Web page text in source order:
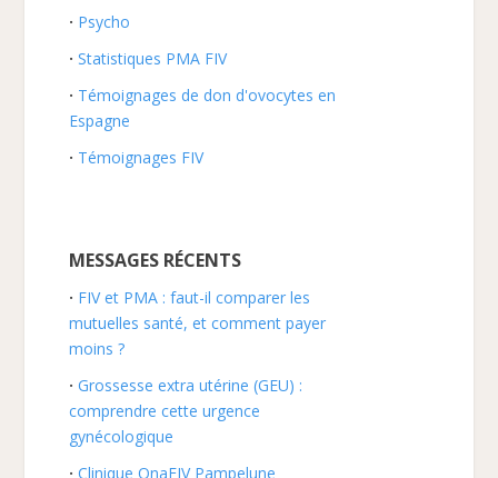
Psycho
Statistiques PMA FIV
Témoignages de don d'ovocytes en
Espagne
Témoignages FIV
MESSAGES RÉCENTS
FIV et PMA : faut-il comparer les
mutuelles santé, et comment payer
moins ?
Grossesse extra utérine (GEU) :
comprendre cette urgence
gynécologique
Clinique OnaFIV Pampelune